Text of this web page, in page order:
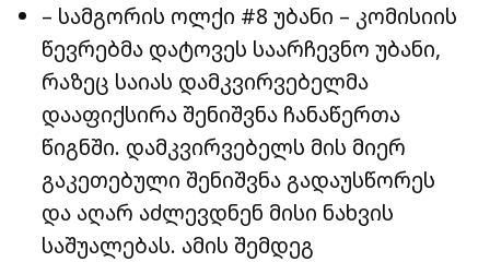
– სამგორის ოლქი #8 უბანი – კომისიის
წევრებმა დატოვეს საარჩევნო უბანი,
რაზეც საიას დამკვირვებელმა
დააფიქსირა შენიშვნა ჩანაწერთა
წიგნში. დამკვირვებელს მის მიერ
გაკეთებული შენიშვნა გადაუსწორეს
და აღარ აძლევდნენ მისი ნახვის
საშუალებას. ამის შემდეგ